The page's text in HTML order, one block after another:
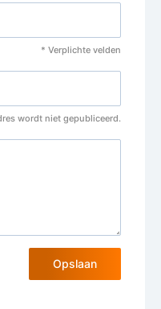
* Verplichte velden
wordt niet gepubliceerd.
Opslaan